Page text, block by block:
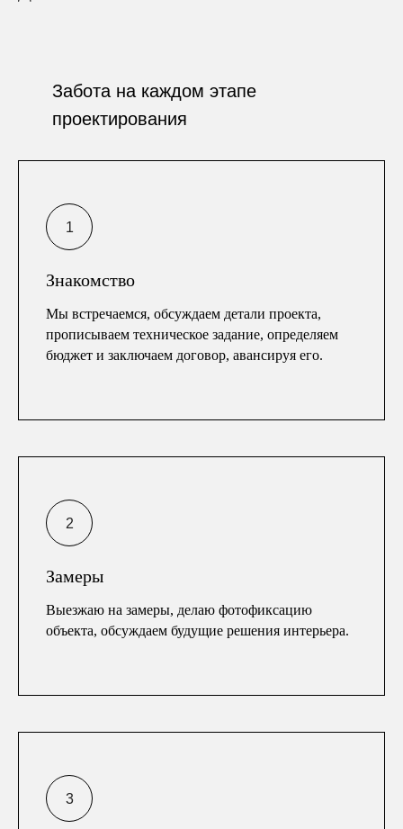
Забота на каждом этапе
проектирования
Знакомство
Мы встречаемся, обсуждаем детали проекта,
прописываем техническое задание, определяем
бюджет и заключаем договор, авансируя его.
Замеры
Выезжаю на замеры, делаю фотофиксацию
объекта, обсуждаем будущие решения интерьера.